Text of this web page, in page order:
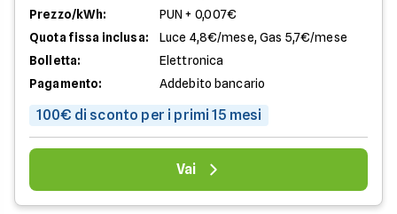
Prezzo/kWh:
PUN + 0,007€
Quota fissa inclusa:
Luce 4,8€/mese, Gas 5,7€/mese
Bolletta:
Elettronica
Pagamento:
Addebito bancario
100€ di sconto per i primi 15 mesi
Vai